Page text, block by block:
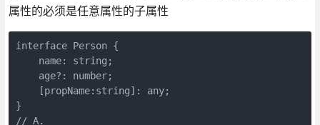
属性的必须是任意属性的子属性
interface Person {
    name: string;
    age?: number;
    [propName:string]: any;
}
// A.